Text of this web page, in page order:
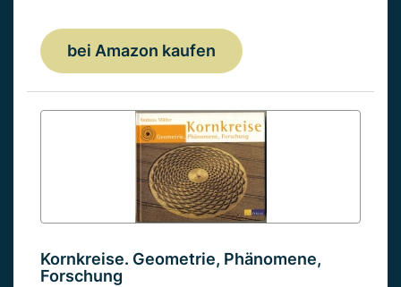
bei Amazon kaufen
Kornkreise. Geometrie, Phänomene,
Forschung